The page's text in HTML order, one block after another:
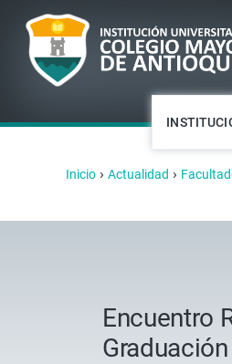
Inicio › Actualidad ›
Encuentro